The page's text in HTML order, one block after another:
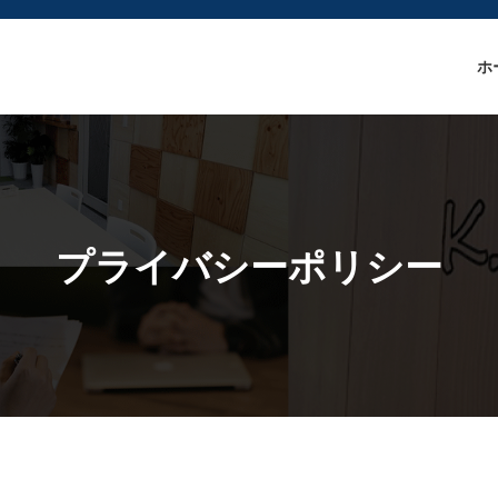
ホ
プライバシーポリシー